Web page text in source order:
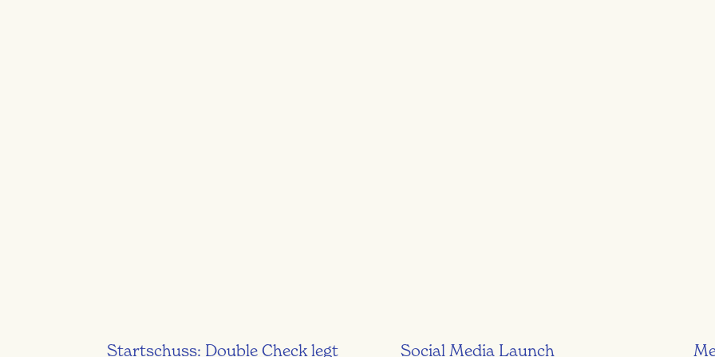
Startschuss: Double Check legt Social Media Launch